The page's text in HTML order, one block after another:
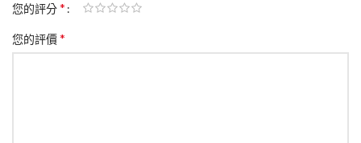
您的評分*
您的評價*